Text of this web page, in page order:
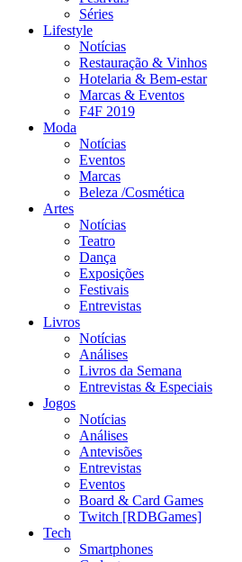
Séries
Lifestyle
Notícias
Restauração & Vinhos
Hotelaria & Bem-estar
Marcas & Eventos
F4F 2019
Moda
Notícias
Eventos
Marcas
Beleza /Cosmética
Artes
Notícias
Teatro
Dança
Exposições
Festivais
Entrevistas
Livros
Notícias
Análises
Livros da Semana
Entrevistas & Especiais
Jogos
Notícias
Análises
Antevisões
Entrevistas
Eventos
Board & Card Games
Twitch [RDBGames]
Tech
Smartphones